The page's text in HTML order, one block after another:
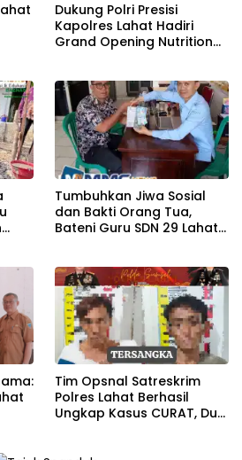
Dukung Polri Presisi
Kapolres Lahat Hadiri
Grand Opening Nutrition
Tumbuhkan Jiwa Sosial
dan Bakti Orang Tua,
Bateni Guru SDN 29 Lahat
Tim Opsnal Satreskrim
Polres Lahat Berhasil
Ungkap Kasus CURAT, Dua